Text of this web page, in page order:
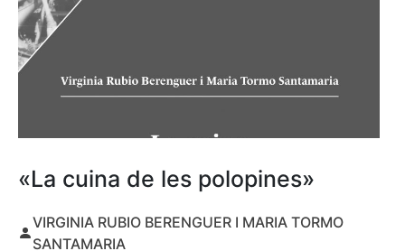
«La cuina de les polopines»
VIRGINIA RUBIO BERENGUER I MARIA TORMO
SANTAMARIA